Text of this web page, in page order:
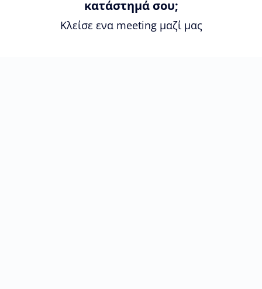
κατάστημά σου;
Κλείσε ενα meeting μαζί μας